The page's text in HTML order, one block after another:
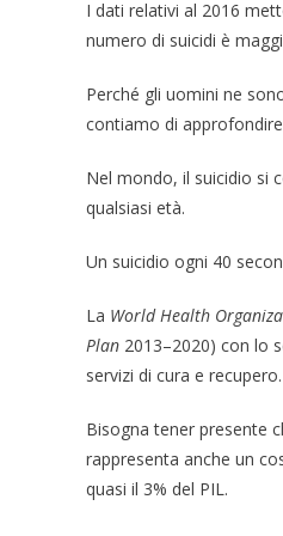
I dati relativi al 2016
numero di suicidi è
Perché gli uomini ne
contiamo di
Nel mondo, il suicidio si
qualsiasi età.
Un suicidio ogni 40
La World Health
Plan 2013–2020) con lo
servizi di cura e recupero.
Bisogna tener presente
rappresenta anche un
quasi il 3% del PIL.